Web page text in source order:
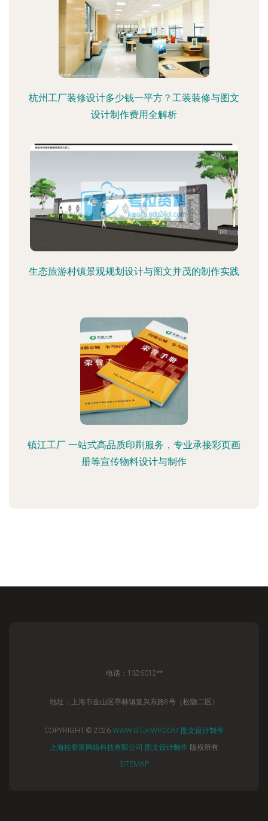
杭州工厂装修设计多少钱一平方？工装装修与图文
设计制作费用全解析
生态旅游村镇景观规划设计与图文并茂的制作实践
镇江工厂 一站式高品质印刷服务，专业承接彩页画
册等宣传物料设计与制作
电话：1326012**
地址：上海市金山区亭林镇复兴东路8号（松隐二区）
COPYRIGHT © 2026 WWW.GTJKWP.COM 图文设计制作
上海桂套富网络科技有限公司 图文设计制作 版权所有
SITEMAP